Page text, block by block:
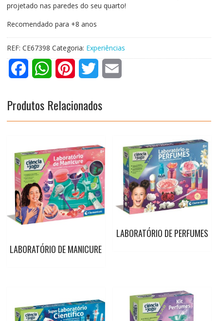
projetado nas paredes do seu quarto!
Recomendado para +8 anos
REF: CE67398 Categoria: Experiências
c
o
o
k
W
a
A
p
p
n
e
r
e
s
i
t
e
r
l
Produtos Relacionados
LABORATÓRIO DE MANICURE
LABORATÓRIO DE PERFUMES